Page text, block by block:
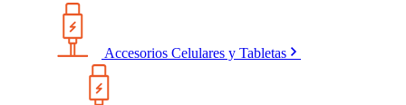
Accesorios Celulares y Tabletas